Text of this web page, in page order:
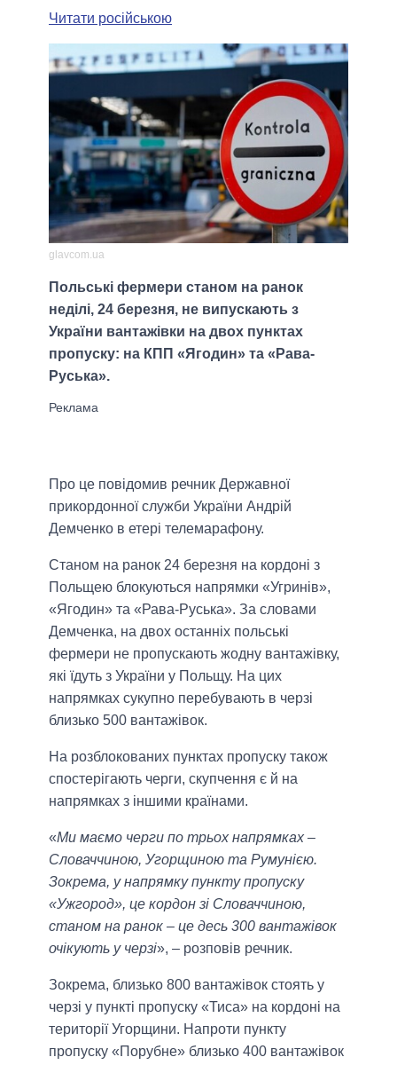
Читати російською
glavcom.ua
Польські фермери станом на ранок
неділі, 24 березня, не випускають з
України вантажівки на двох пунктах
пропуску: на КПП «Ягодин» та «Рава-
Руська».
Про це повідомив речник Державної
прикордонної служби України Андрій
Демченко в етері телемарафону.
Станом на ранок 24 березня на кордоні з
Польщею блокуються напрямки «Угринів»,
«Ягодин» та «Рава-Руська». За словами
Демченка, на двох останніх польські
фермери не пропускають жодну вантажівку,
які їдуть з України у Польщу. На цих
напрямках сукупно перебувають в черзі
близько 500 вантажівок.
На розблокованих пунктах пропуску також
спостерігають черги, скупчення є й на
напрямках з іншими країнами.
«Ми маємо черги по трьох напрямках –
Словаччиною, Угорщиною та Румунією.
Зокрема, у напрямку пункту пропуску
«Ужгород», це кордон зі Словаччиною,
станом на ранок – це десь 300 вантажівок
очікують у черзі», – розповів речник.
Зокрема, близько 800 вантажівок стоять у
черзі у пункті пропуску «Тиса» на кордоні на
території Угорщини. Напроти пункту
пропуску «Порубне» близько 400 вантажівок